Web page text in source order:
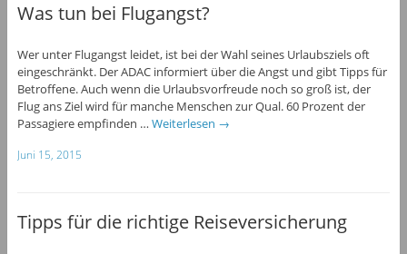
Was tun bei Flugangst?
Wer unter Flugangst leidet, ist bei der Wahl seines Urlaubsziels oft
eingeschränkt. Der ADAC informiert über die Angst und gibt Tipps für
Betroffene. Auch wenn die Urlaubsvorfreude noch so groß ist, der
Flug ans Ziel wird für manche Menschen zur Qual. 60 Prozent der
Passagiere empfinden … Weiterlesen →
Juni 15, 2015
Tipps für die richtige Reiseversicherung